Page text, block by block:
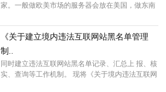
家。一般做欧美市场的服务器会放在美国，做东南
《关于建立境内违法互联网站黑名单管理
制..
同时建立违法互联网站黑名单记录、汇总上 报、核
实、查询等工作机制。 现将《关于境内违法互联网